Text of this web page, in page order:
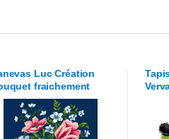
Luc Création
fraichement